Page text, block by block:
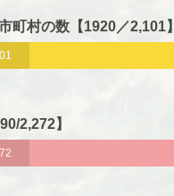
町村の数【1920／2,101】
2,272】